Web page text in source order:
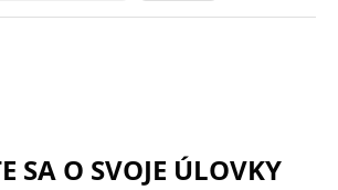
SA O SVOJE ÚLOVKY